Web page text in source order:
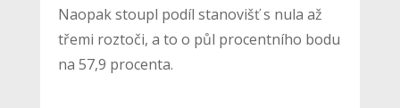
Naopak stoupl podíl stanovišť s nula až
třemi roztoči, a to o půl procentního bodu
na 57,9 procenta.